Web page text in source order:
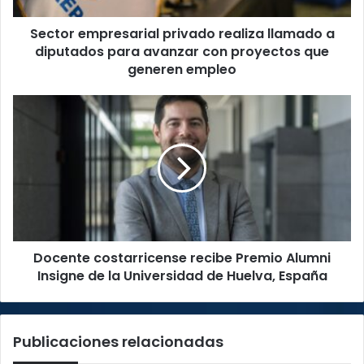
avanzar
proyectos
Sector empresarial privado realiza llamado a
diputados para avanzar con proyectos que
generen empleo
Universidad
Huelva,
Docente costarricense recibe Premio Alumni
Insigne de la Universidad de Huelva, España
Publicaciones relacionadas